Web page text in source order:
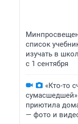
список
изучать в
с 1 сентября
«Кто-то
приютила
— фото и